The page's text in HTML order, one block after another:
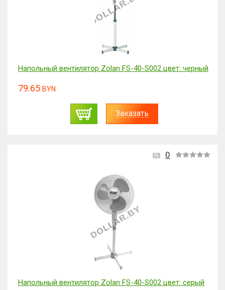
Напольный вентилятор Zolan FS-40-S002 цвет: черный
79.65 BYN
Заказать
0
Напольный вентилятор Zolan FS-40-S002 цвет: серый